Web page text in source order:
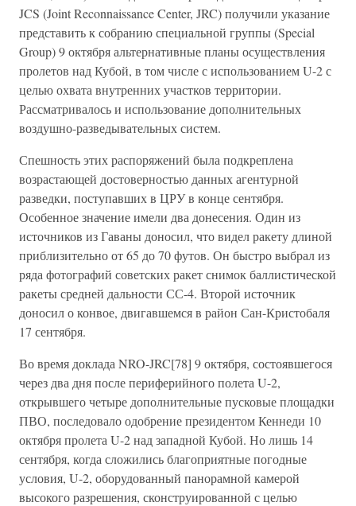
JCS (Joint Reconnaissance Center, JRC) получили указание
представить к собранию специальной группы (Special
Group) 9 октября альтернативные планы осуществления
пролетов над Кубой, в том числе с использованием U-2 с
целью охвата внутренних участков территории.
Рассматривалось и использование дополнительных
воздушно-разведывательных систем.
Спешность этих распоряжений была подкреплена
возрастающей достоверностью данных агентурной
разведки, поступавших в ЦРУ в конце сентября.
Особенное значение имели два донесения. Один из
источников из Гаваны доносил, что видел ракету длиной
приблизительно от 65 до 70 футов. Он быстро выбрал из
ряда фотографий советских ракет снимок баллистической
ракеты средней дальности СС-4. Второй источник
доносил о конвое, двигавшемся в район Сан-Кристобаля
17 сентября.
Во время доклада NRO-JRC[78] 9 октября, состоявшегося
через два дня после периферийного полета U-2,
открывшего четыре дополнительные пусковые площадки
ПВО, последовало одобрение президентом Кеннеди 10
октября пролета U-2 над западной Кубой. Но лишь 14
сентября, когда сложились благоприятные погодные
условия, U-2, оборудованный панорамной камерой
высокого разрешения, сконструированной с целью